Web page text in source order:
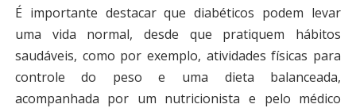
É importante destacar que diabéticos podem levar
uma vida normal, desde que pratiquem hábitos
saudáveis, como por exemplo, atividades físicas para
controle do peso e uma dieta balanceada,
acompanhada por um nutricionista e pelo médico